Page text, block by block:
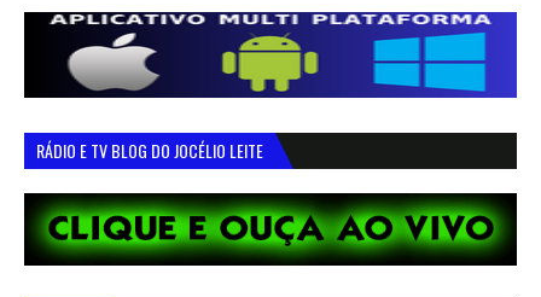
RÁDIO E TV BLOG DO JOCÉLIO LEITE